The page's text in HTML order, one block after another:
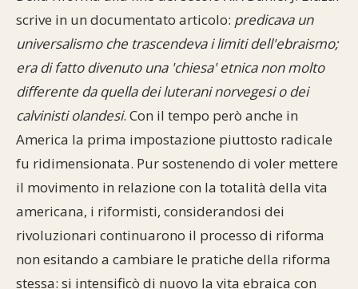
scrive in un documentato articolo: predicava un
universalismo che trascendeva i limiti dell'ebraismo;
era di fatto divenuto una 'chiesa' etnica non molto
differente da quella dei luterani norvegesi o dei
calvinisti olandesi. Con il tempo però anche in
America la prima impostazione piuttosto radicale
fu ridimensionata. Pur sostenendo di voler mettere
il movimento in relazione con la totalità della vita
americana, i riformisti, considerandosi dei
rivoluzionari continuarono il processo di riforma
non esitando a cambiare le pratiche della riforma
stessa: si intensificò di nuovo la vita ebraica con